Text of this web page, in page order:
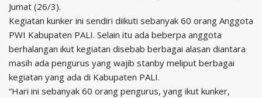
Jumat (26/3).
Kegiatan kunker ini sendiri diikuti sebanyak 60 orang Anggota
PWI Kabupaten PALI. Selain itu ada beberpa anggota
berhalangan ikut kegiatan disebab berbagai alasan diantara
masih ada pengurus yang wajib stanby meliput berbagai
kegiatan yang ada di Kabupaten PALI.
“Hari ini sebanyak 60 orang pengurus, yang ikut kunker,